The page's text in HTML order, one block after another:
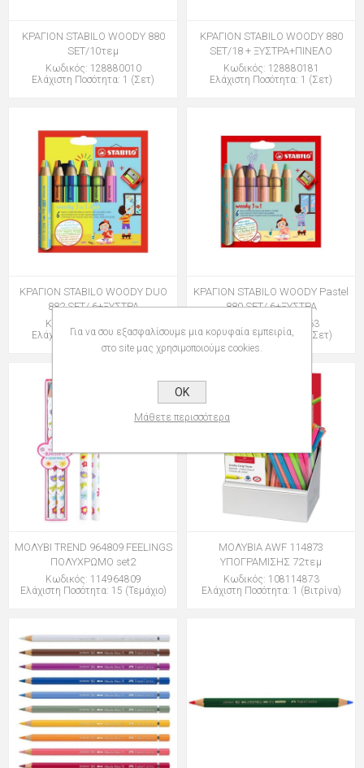
ΚΡΑΓΙΟΝ STABILO WOODY 880
SET/10τεμ
Κωδικός: 128880010
Ελάχιστη Ποσότητα: 1 (Σετ)
ΚΡΑΓΙΟΝ STABILO WOODY 880
SET/18 + ΞΥΣΤΡΑ+ΠΙΝΕΛΟ
Κωδικός: 128880181
Ελάχιστη Ποσότητα: 1 (Σετ)
ΚΡΑΓΙΟΝ STABILO WOODY DUO
882 SET/ 6+ΞΥΣΤΡΑ
Κωδικός: 128882006
Ελάχιστη Ποσότητα: 1 (Σετ)
ΚΡΑΓΙΟΝ STABILO WOODY Pastel
880 SET/ 6+ΞΥΣΤΡΑ
Κωδικός: 128880063
Ελάχιστη Ποσότητα: 1 (Σετ)
ΜΟΛΥΒΙ TREND 964809 FEELINGS
ΠΟΛΥΧΡΩΜΟ set2
Κωδικός: 114964809
Ελάχιστη Ποσότητα: 15 (Τεμάχιο)
ΜΟΛΥΒΙΑ AWF 114873
ΥΠΟΓΡΑΜΙΣΗΣ 72τεμ
Κωδικός: 108114873
Ελάχιστη Ποσότητα: 1 (Βιτρίνα)
Για να σου εξασφαλίσουμε μια κορυφαία εμπειρία,
στο site μας χρησιμοποιούμε cookies.
OK
Μάθετε περισσότερα